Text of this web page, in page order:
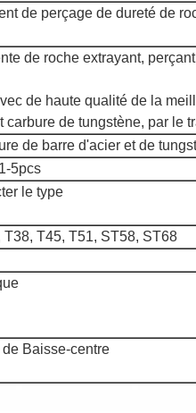
de perçage de dureté de
de roche extrayant,
de haute qualité de la
de tungstène, par le
de barre d'acier et de
5pcs
le type
T38, T45, T51, ST58, ST68
Baisse-centre